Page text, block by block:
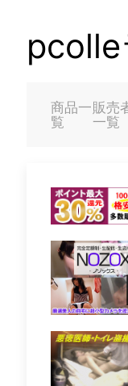
商品一
覧
販売
一覧